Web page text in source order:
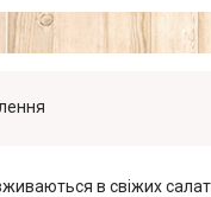
в свіжих